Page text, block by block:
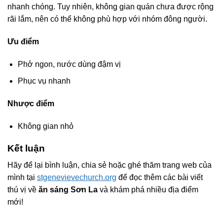
nhanh chóng. Tuy nhiên, không gian quán chưa được rộng
rãi lắm, nên có thể không phù hợp với nhóm đông người.
Ưu điểm
Phở ngon, nước dùng đậm vị
Phục vụ nhanh
Nhược điểm
Không gian nhỏ
Kết luận
Hãy để lại bình luận, chia sẻ hoặc ghé thăm trang web của
mình tại stgenevievechurch.org để đọc thêm các bài viết
thú vị về ăn sáng Sơn La và khám phá nhiều địa điểm
mới!